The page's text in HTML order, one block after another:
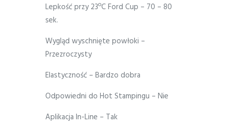
Lepkość przy 23ºC Ford Cup – 70 – 80
sek.
Wygląd wyschnięte powłoki –
Przezroczysty
Elastyczność – Bardzo dobra
Odpowiedni do Hot Stampingu – Nie
Aplikacja In-Line – Tak